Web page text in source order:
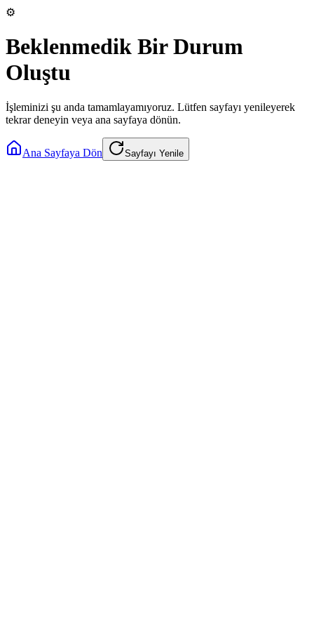
⚙️
Beklenmedik Bir Durum
Oluştu
İşleminizi şu anda tamamlayamıyoruz. Lütfen sayfayı yenileyerek
tekrar deneyin veya ana sayfaya dönün.
Ana Sayfaya Dön Sayfayı Yenile